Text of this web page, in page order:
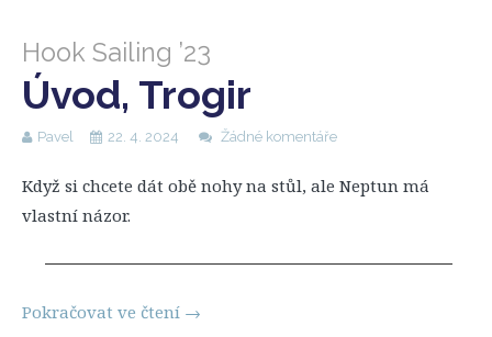
Hook Sailing ’23
Úvod, Trogir
Pavel 22. 4. 2024 Žádné komentáře
Když si chcete dát obě nohy na stůl, ale Neptun má
vlastní názor.
Pokračovat ve čtení →